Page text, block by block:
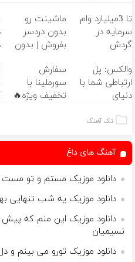
تا 3میلیارد وام
سرمایه در
گردش
فروشگاهت رو
ثبت کن
ماشینت رو
بدون دردسر
بفروش | بدون
والکس: پل
ارتباطی شما با
دنیای
دیجیتال
سفارش
سورملینا با
تخفیف ویژه🔥
تک آهنگ
آهنگ های داغ
دانلود موزیک مستم و تو
دانلود موزیک یه شب تنهایی
دانلود موزیک این منم که
نسیمیان
دانلود موزیک تورو می بینم